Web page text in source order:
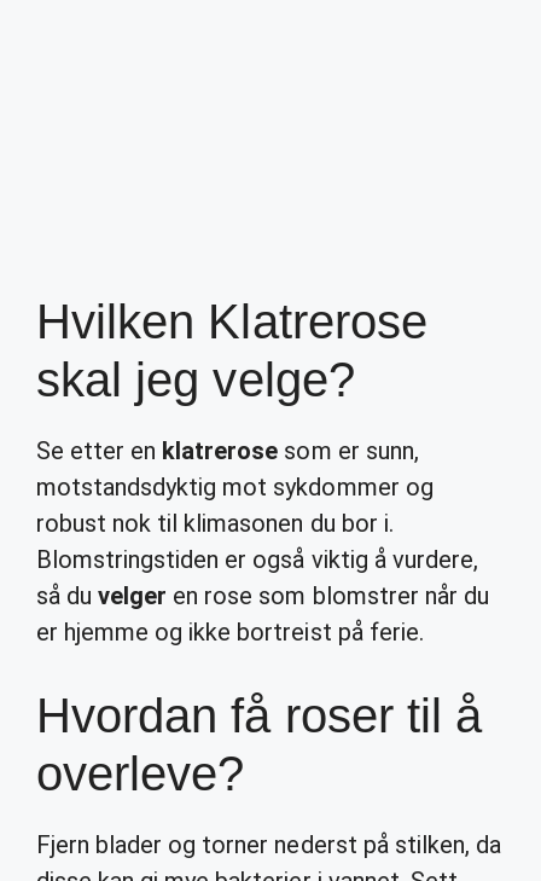
Hvilken Klatrerose
skal jeg velge?
Se etter en klatrerose som er sunn,
motstandsdyktig mot sykdommer og
robust nok til klimasonen du bor i.
Blomstringstiden er også viktig å vurdere,
så duvelger en rose som blomstrer når du
er hjemme og ikke bortreist på ferie.
Hvordan få roser til å
overleve?
Fjern blader og torner nederst på stilken, da